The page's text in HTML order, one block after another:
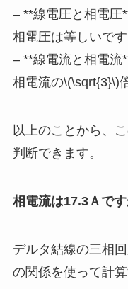
– **線電圧と相電圧
相電圧は等しいです
– **線電流と相電流
相電流の\(\sqrt{3}\)
以上のことから、
判断できます。
相電流は17.3Ａです
デルタ結線の三相
の関係を使って計